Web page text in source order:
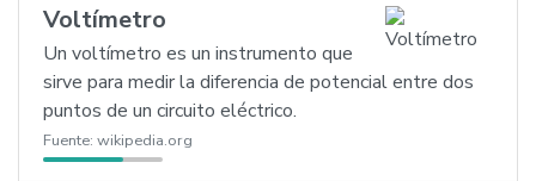
Voltímetro
Un voltímetro es un instrumento que
sirve para medir la diferencia de potencial entre dos
puntos de un circuito eléctrico.
Fuente: wikipedia.org